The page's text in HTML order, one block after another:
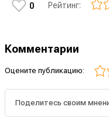
0 Рейтинг:
Комментарии
Оцените публикацию: